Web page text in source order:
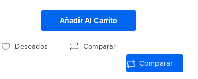
Añadir Al Carrito
Deseados Comparar
Comparar